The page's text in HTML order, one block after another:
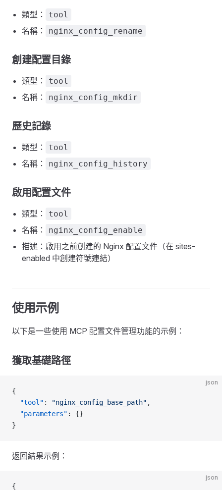
類型： tool
名稱： nginx_config_rename
創建配置目錄
類型： tool
名稱： nginx_config_mkdir
歷史記錄
類型： tool
名稱： nginx_config_history
啟用配置文件
類型： tool
名稱： nginx_config_enable
描述：啟用之前創建的 Nginx 配置文件（在 sites-
enabled 中創建符號連結）
使用示例
以下是一些使用 MCP 配置文件管理功能的示例：
獲取基礎路徑
json
{
  "tool"
: "nginx_config_base_path" ,
  "parameters"
: {}
}
返回結果示例：
json
{